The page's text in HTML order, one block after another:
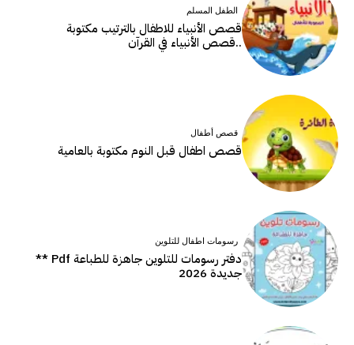
الطفل المسلم
قصص الأنبياء للاطفال بالترتيب مكتوبة
..قصص الأنبياء في القرآن
قصص أطفال
قصص اطفال قبل النوم مكتوبة بالعامية
رسومات اطفال للتلوين
دفتر رسومات للتلوين جاهزة للطباعة Pdf **
جديدة 2026